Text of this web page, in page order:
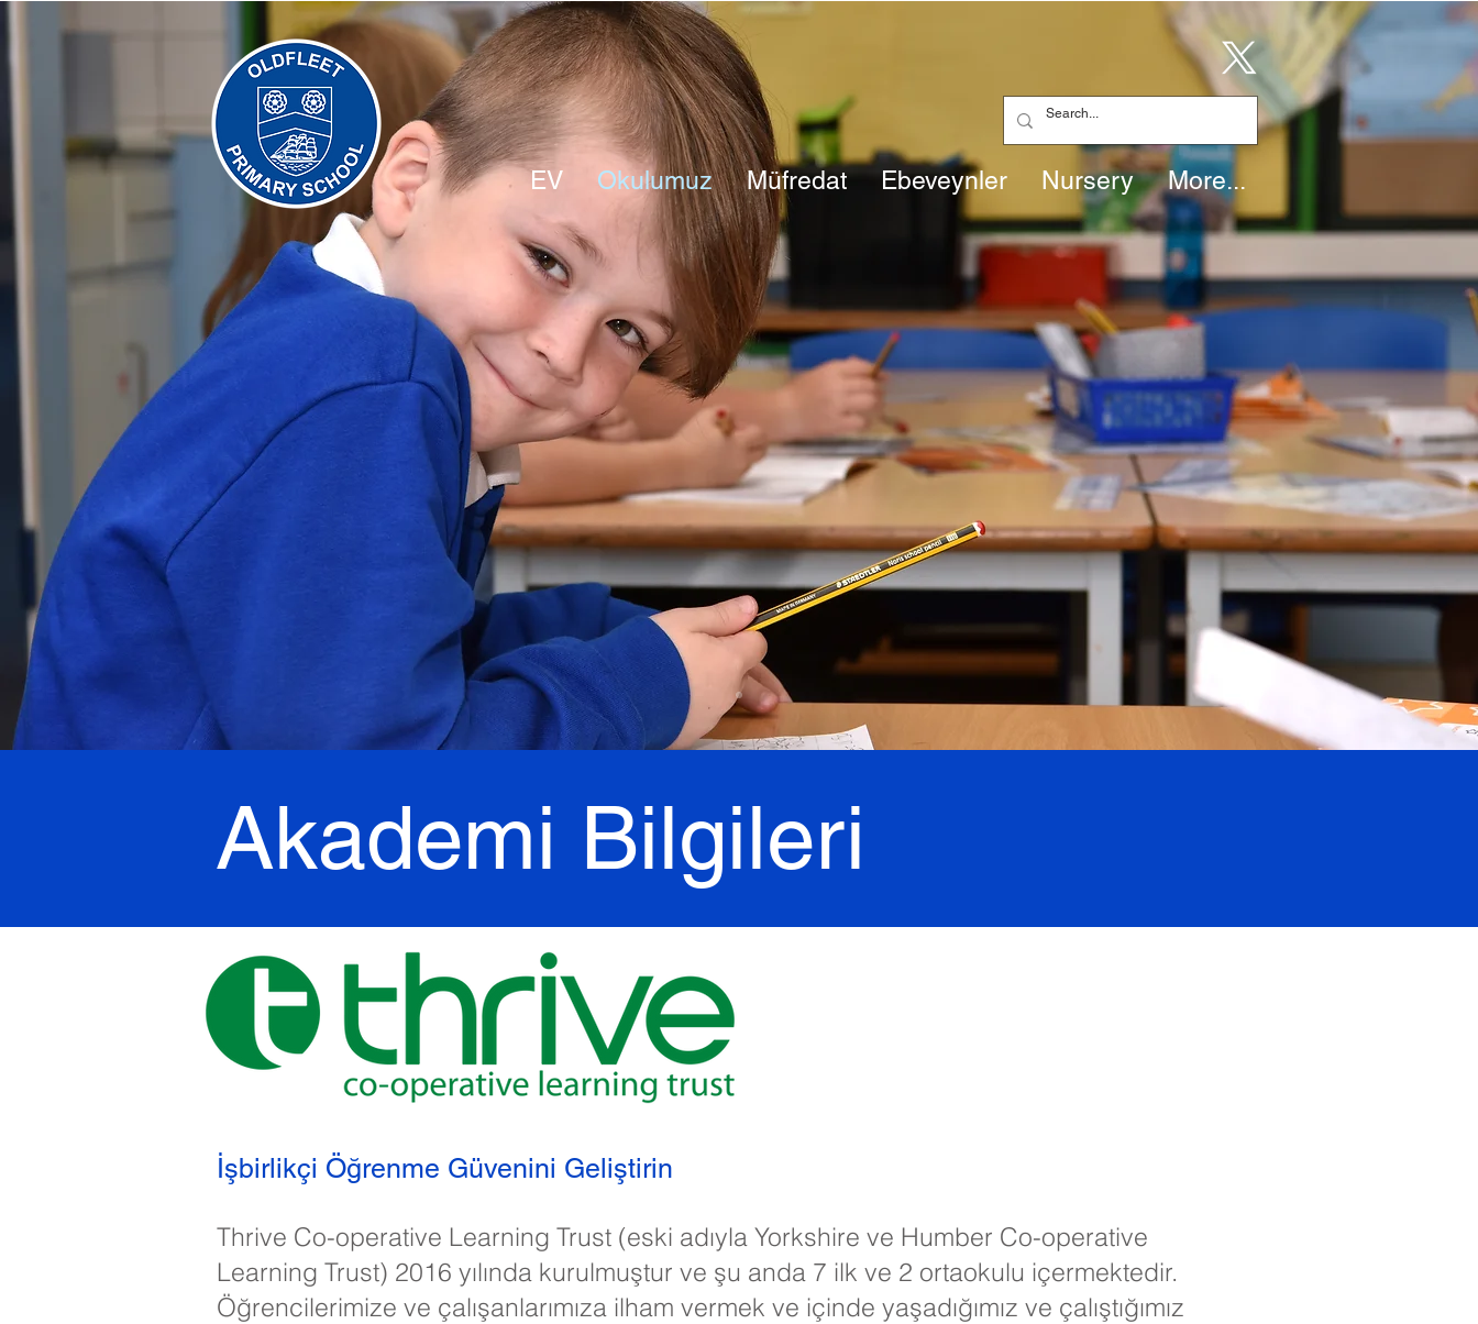
EV Okulumuz Müfredat Ebeveynler Nursery More...
Akademi Bilgileri
İşbirlikçi Öğrenme Güvenini Geliştirin
Thrive Co-operative Learning Trust (eski adıyla Yorkshire ve Humber Co-operative
Learning Trust) 2016 yılında kurulmuştur ve şu anda 7 ilk ve 2 ortaokulu içermektedir.
Öğrencilerimize ve çalışanlarımıza ilham vermek ve içinde yaşadığımız ve çalıştığımız